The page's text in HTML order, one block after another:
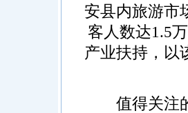
安县内旅游市
客人数达1.5
产业扶持，以
值得关注的